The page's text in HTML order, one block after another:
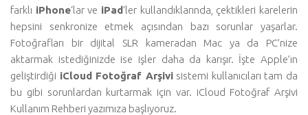
farklı iPhone‘lar ve iPad‘ler kullandıklarında, çektikleri karelerin
hepsini senkronize etmek açısından bazı sorunlar yaşarlar.
Fotoğrafları bir dijital SLR kameradan Mac ya da PC’nize
aktarmak istediğinizde ise işler daha da karışır. İşte Apple’ın
geliştirdiği iCloud Fotoğraf Arşivisistemi kullanıcıları tam da
bu gibi sorunlardan kurtarmak için var. iCloud Fotoğraf Arşivi
Kullanım Rehberi yazımıza başlıyoruz.